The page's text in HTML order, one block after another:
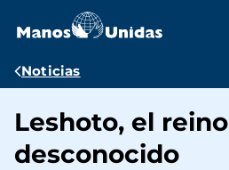
contenido
Ruta
navegación
Noticias
Leshoto, el reino
desconocido